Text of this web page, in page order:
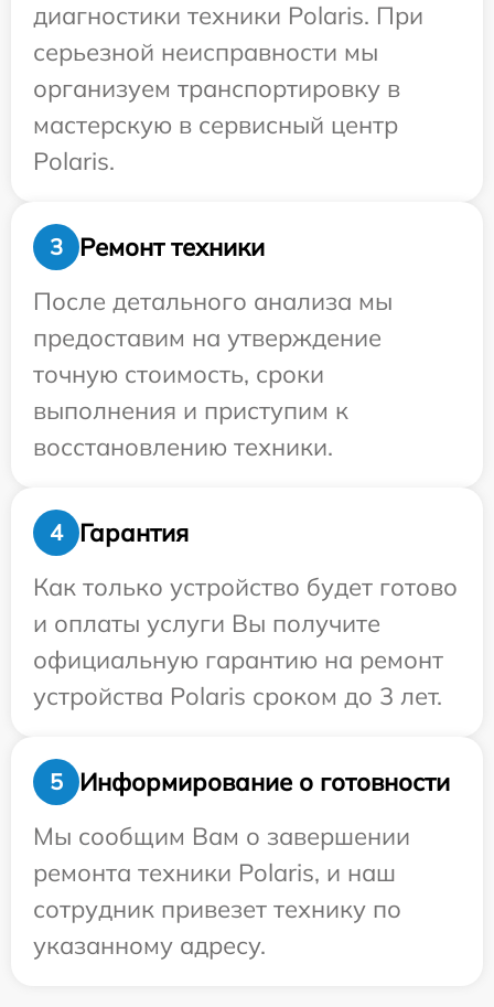
диагностики техники Polaris. При
серьезной неисправности мы
организуем транспортировку в
мастерскую в сервисный центр
Polaris.
3
Ремонт техники
После детального анализа мы
предоставим на утверждение
точную стоимость, сроки
выполнения и приступим к
восстановлению техники.
4
Гарантия
Как только устройство будет готово
и оплаты услуги Вы получите
официальную гарантию на ремонт
устройства Polaris сроком до 3 лет.
5
Информирование о готовности
Мы сообщим Вам о завершении
ремонта техники Polaris, и наш
сотрудник привезет технику по
указанному адресу.